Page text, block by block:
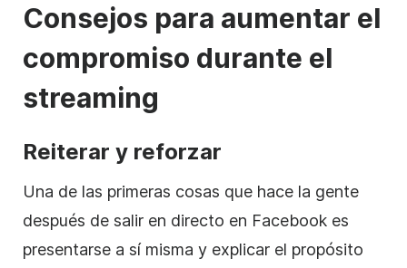
Consejos para aumentar el
compromiso durante el
streaming
Reiterar y reforzar
Una de las primeras cosas que hace la gente
después de salir en directo en Facebook es
presentarse a sí misma y explicar el propósito